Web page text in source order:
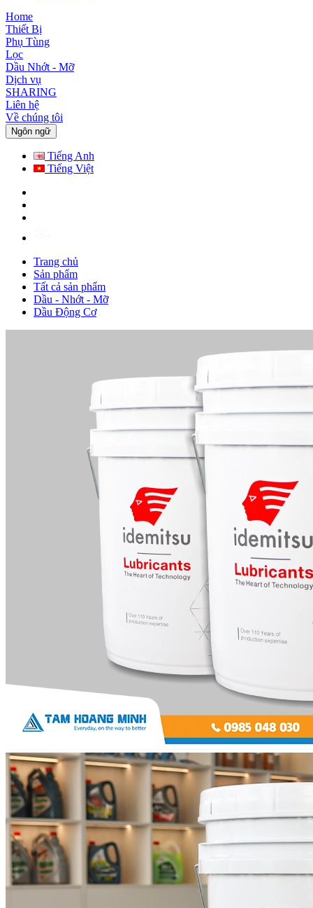
Home
Thiết Bị
Phụ Tùng
Lọc
Dầu Nhớt - Mỡ
Dịch vụ
SHARING
Liên hệ
Về chúng tôi
Ngôn ngữ
Tiếng Anh
Tiếng Việt
Trang chủ
Sản phẩm
Tất cả sản phẩm
Dầu - Nhớt - Mỡ
Dầu Động Cơ